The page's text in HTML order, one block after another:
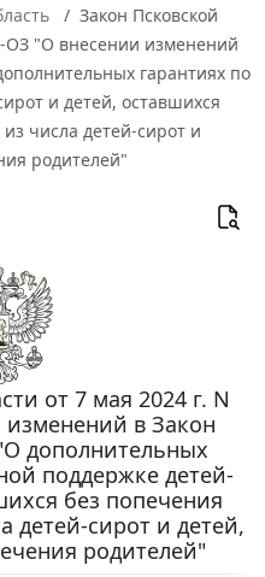
Закон Псковской
ОЗ "О внесении изменений
гарантиях по
и детей, оставшихся
числа детей-сирот и
родителей"
от 7 мая 2024 г. N
в Закон
дополнительных
поддержке детей-
без попечения
детей-сирот и детей,
родителей"